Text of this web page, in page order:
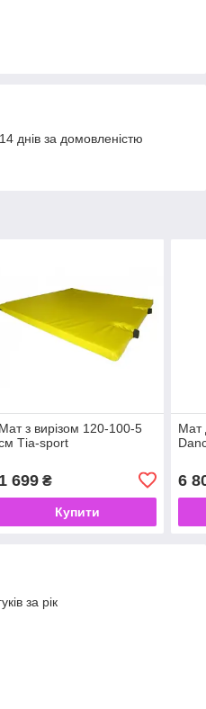
днів за домовленістю
Мат з вирізом 120-100-5
Тіа-sport
1 699₴
Купити
Мат
6
за рік